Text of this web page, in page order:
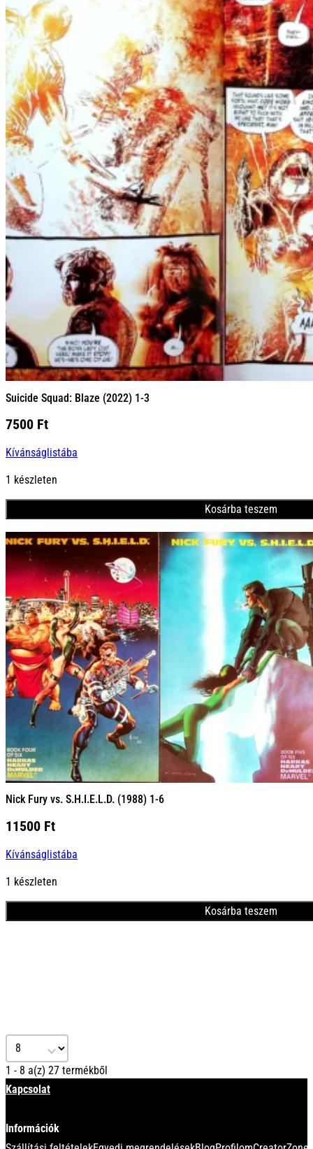
Suicide Squad: Blaze (2022) 1-3
7500 Ft
Kívánságlistába
1 készleten
Kosárba teszem
Nick Fury vs. S.H.I.E.L.D. (1988) 1-6
11500 Ft
Kívánságlistába
1 készleten
Kosárba teszem
Select number per page
1 - 8 a(z) 27 termékből
Kapcsolat
Információk